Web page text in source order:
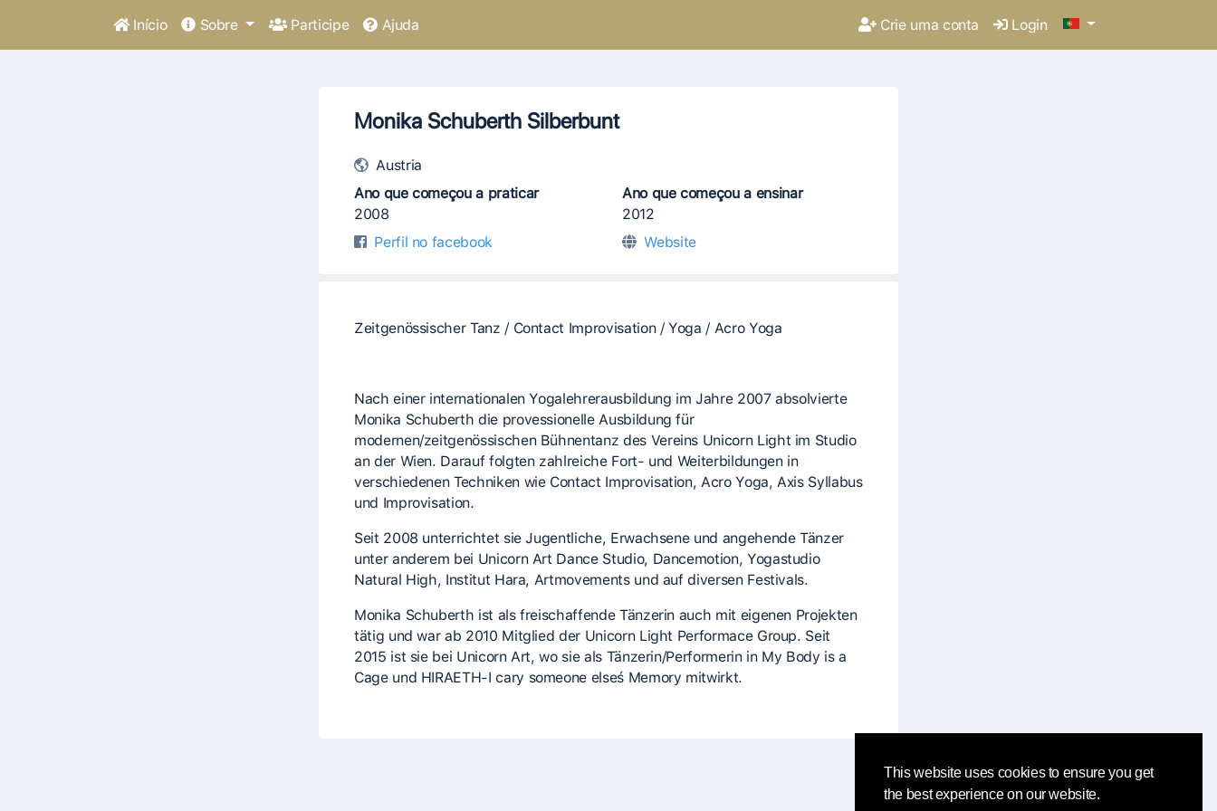
This website uses cookies to ensure you get
the best experience on our website.
Início Sobre Participe Ajuda Crie uma conta Login
Monika Schuberth Silberbunt
Austria
Ano que começou a praticar
2008
Ano que começou a ensinar
2012
Perfil no facebook
Website
Zeitgenössischer Tanz / Contact Improvisation / Yoga / Acro Yoga
Nach einer internationalen Yogalehrerausbildung im Jahre 2007 absolvierte
Monika Schuberth die provessionelle Ausbildung für
modernen/zeitgenössischen Bühnentanz des Vereins Unicorn Light im Studio
an der Wien. Darauf folgten zahlreiche Fort- und Weiterbildungen in
verschiedenen Techniken wie Contact Improvisation, Acro Yoga, Axis Syllabus
und Improvisation.
Seit 2008 unterrichtet sie Jugentliche, Erwachsene und angehende Tänzer
unter anderem bei Unicorn Art Dance Studio, Dancemotion, Yogastudio
Natural High, Institut Hara, Artmovements und auf diversen Festivals.
Monika Schuberth ist als freischaffende Tänzerin auch mit eigenen Projekten
tätig und war ab 2010 Mitglied der Unicorn Light Performace Group. Seit
2015 ist sie bei Unicorn Art, wo sie als Tänzerin/Performerin in My Body is a
Cage und HIRAETH-I cary someone elseś Memory mitwirkt.